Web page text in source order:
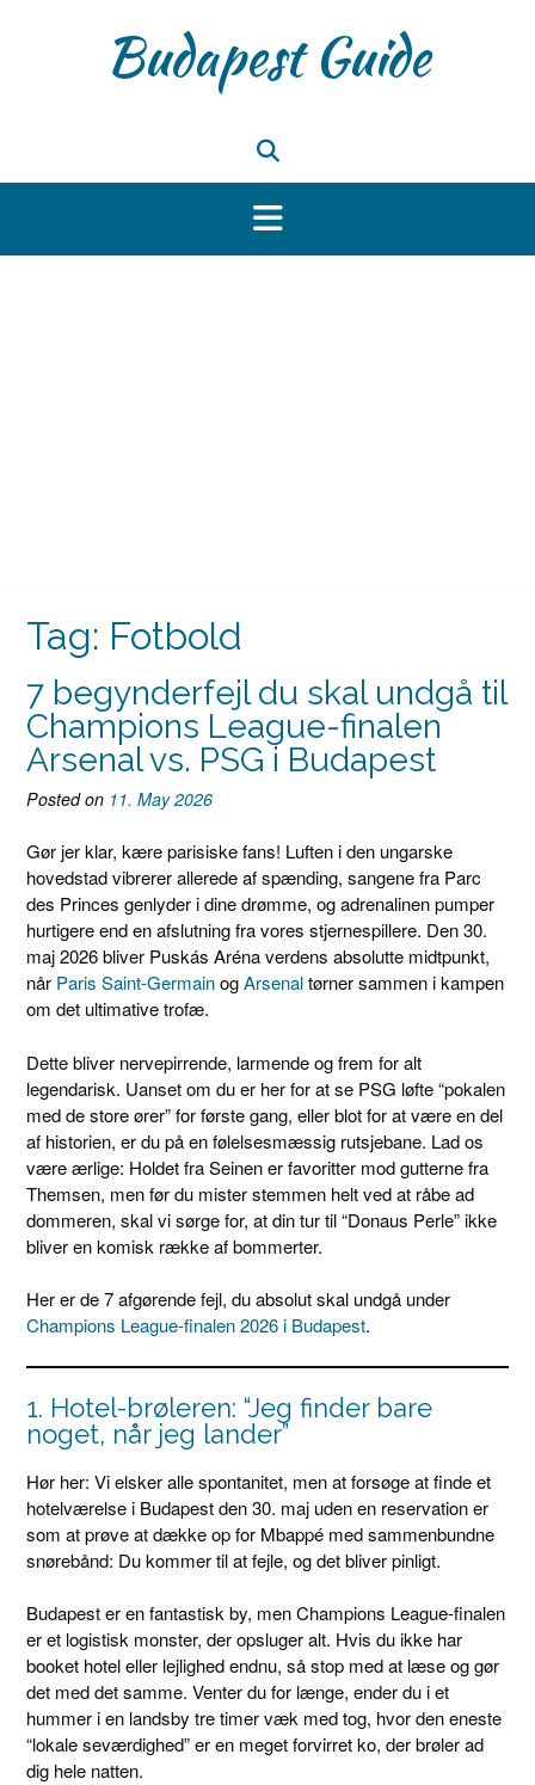
Budapest Guide
Tag: Fotbold
7 begynderfejl du skal undgå til
Champions League-finalen
Arsenal vs. PSG i Budapest
Posted on 11. May 2026
Gør jer klar, kære parisiske fans! Luften i den ungarske
hovedstad vibrerer allerede af spænding, sangene fra Parc
des Princes genlyder i dine drømme, og adrenalinen pumper
hurtigere end en afslutning fra vores stjernespillere. Den 30.
maj 2026 bliver Puskás Aréna verdens absolutte midtpunkt,
når Paris Saint-GermainogArsenaltørner sammen i kampen
om det ultimative trofæ.
Dette bliver nervepirrende, larmende og frem for alt
legendarisk. Uanset om du er her for at se PSG løfte “pokalen
med de store ører” for første gang, eller blot for at være en del
af historien, er du på en følelsesmæssig rutsjebane. Lad os
være ærlige: Holdet fra Seinen er favoritter mod gutterne fra
Themsen, men før du mister stemmen helt ved at råbe ad
dommeren, skal vi sørge for, at din tur til “Donaus Perle” ikke
bliver en komisk række af bommerter.
Her er de 7 afgørende fejl, du absolut skal undgå under
Champions League-finalen 2026 i Budapest.
1. Hotel-brøleren: “Jeg finder bare
noget, når jeg lander”
Hør her: Vi elsker alle spontanitet, men at forsøge at finde et
hotelværelse i Budapest den 30. maj uden en reservation er
som at prøve at dække op for Mbappé med sammenbundne
snørebånd: Du kommer til at fejle, og det bliver pinligt.
Budapest er en fantastisk by, men Champions League-finalen
er et logistisk monster, der opsluger alt. Hvis du ikke har
booket hotel eller lejlighed endnu, så stop med at læse og gør
det med det samme. Venter du for længe, ender du i et
hummer i en landsby tre timer væk med tog, hvor den eneste
“lokale seværdighed” er en meget forvirret ko, der brøler ad
dig hele natten.